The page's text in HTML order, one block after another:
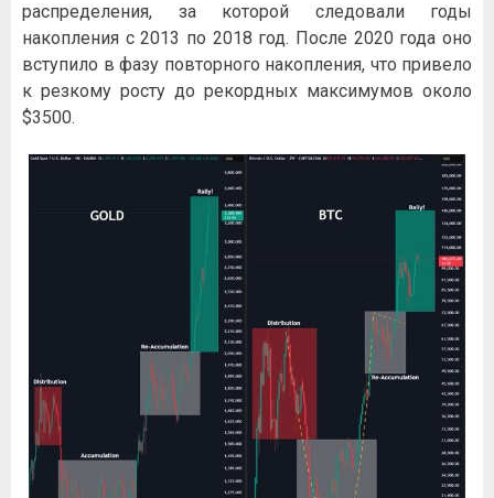
распределения, за которой следовали годы
накопления с 2013 по 2018 год. После 2020 года оно
вступило в фазу повторного накопления, что привело
к резкому росту до рекордных максимумов около
$3500.